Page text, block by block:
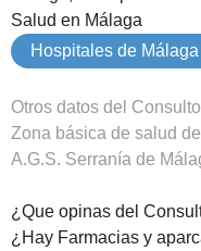
Salud en Málaga
Hospitales de Málaga
Otros datos del
Zona básica de salud
A.G.S. Serranía de
¿Que opinas del
¿Hay Farmacias y